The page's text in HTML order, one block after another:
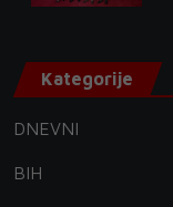
Kategorije
DNEVNI
BIH